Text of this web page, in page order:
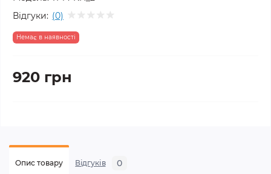
Відгуки: (0)
Немає в наявності
920 грн
Опис товару Відгуків 0